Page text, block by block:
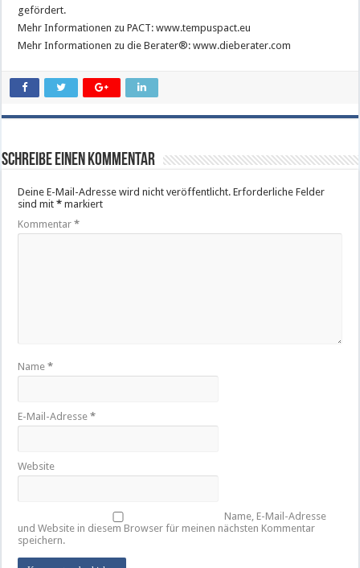
gefördert.
Mehr Informationen zu PACT: www.tempuspact.eu
Mehr Informationen zu die Berater®: www.dieberater.com
Schreibe einen Kommentar
Deine E-Mail-Adresse wird nicht veröffentlicht. Erforderliche Felder
sind mit* markiert
Kommentar*
Name*
E-Mail-Adresse*
Website
Name, E-Mail-Adresse
und Website in diesem Browser für meinen nächsten Kommentar
speichern.